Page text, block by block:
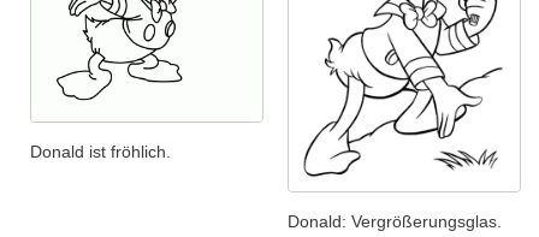
Donald ist fröhlich.
Donald: Vergrößerungsglas.